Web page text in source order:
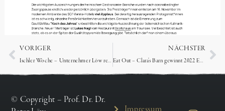
VORIGER
Ischler Woche – Unternehmer Löw regt Sanierung am Lauffner Kalvarienberg an
NÄCHSTER
Eat Out – Clara’s Barn gewinnt 2022 Eat Out Woolworths Restaurant Award
© Copyright – Prof. Dr. Dr.